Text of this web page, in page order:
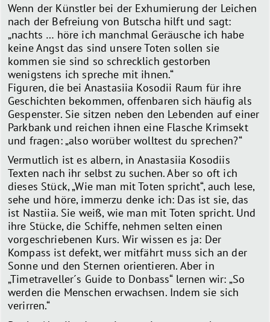
Wenn der Künstler bei der Exhumierung der Leichen
nach der Befreiung von Butscha hilft und sagt:
„nachts … höre ich manchmal Geräusche ich habe
keine Angst das sind unsere Toten sollen sie
kommen sie sind so schrecklich gestorben
wenigstens ich spreche mit ihnen.“
Figuren, die bei Anastasiia Kosodii Raum für ihre
Geschichten bekommen, offenbaren sich häufig als
Gespenster. Sie sitzen neben den Lebenden auf einer
Parkbank und reichen ihnen eine Flasche Krimsekt
und fragen: „also worüber wolltest du sprechen?“
Vermutlich ist es albern, in Anastasiia Kosodiis
Texten nach ihr selbst zu suchen. Aber so oft ich
dieses Stück, „Wie man mit Toten spricht“, auch lese,
sehe und höre, immerzu denke ich: Das ist sie, das
ist Nastiia. Sie weiß, wie man mit Toten spricht. Und
ihre Stücke, die Schiffe, nehmen selten einen
vorgeschriebenen Kurs. Wir wissen es ja: Der
Kompass ist defekt, wer mitfährt muss sich an der
Sonne und den Sternen orientieren. Aber in
„Timetraveller´s Guide to Donbass“ lernen wir: „So
werden die Menschen erwachsen. Indem sie sich
verirren.“